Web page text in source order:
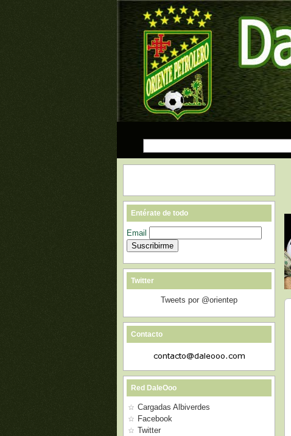
Entérate de todo
Email
Twitter
Tweets por @orientep
Contacto
Red DaleOoo
Cargadas Albiverdes
Facebook
Twitter